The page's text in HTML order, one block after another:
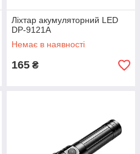
Ліхтар акумуляторний LED
DP-9121A
Немає в наявності
165 ₴